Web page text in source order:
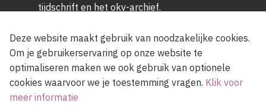
tijdschrift en het okv-archief.
ABONNEER NU
Newsletter
Deze website maakt gebruik van noodzakelijke cookies.
Om je gebruikerservaring op onze website te
optimaliseren maken we ook gebruik van optionele
cookies waarvoor we je toestemming vragen. Klik voor
meer informatie